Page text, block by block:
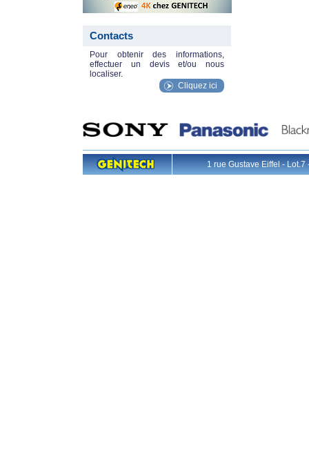
Contacts
Pour obtenir des informations,
effectuer un devis et/ou nous
localiser.
Cliquez ici
1 rue Gustave Eiffel -